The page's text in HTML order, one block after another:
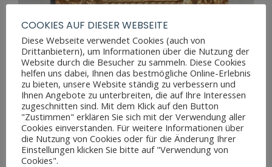
GOLDFARBENER STUCKRAHMEN
COOKIES AUF DIESER WEBSEITE
Diese Webseite verwendet Cookies (auch von
Drittanbietern), um Informationen über die Nutzung der
Website durch die Besucher zu sammeln. Diese Cookies
helfen uns dabei, Ihnen das bestmögliche Online-Erlebnis
zu bieten, unsere Website ständig zu verbessern und
Ihnen Angebote zu unterbreiten, die auf Ihre Interessen
zugeschnitten sind. Mit dem Klick auf den Button
"Zustimmen" erklären Sie sich mit der Verwendung aller
Cookies einverstanden. Für weitere Informationen über
die Nutzung von Cookies oder für die Änderung Ihrer
Einstellungen klicken Sie bitte auf "Verwendung von
Cookies".